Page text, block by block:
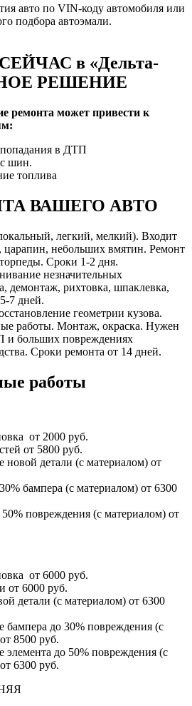
авто по VIN-коду автомобиля или
подбора автоэмали.
в «Дельта-
РЕШЕНИЕ
ремонта может привести к
попадания в ДТП
шин.
топлива
ВАШЕГО АВТО
легкий, мелкий). Входит
царапин, небольших вмятин. Ремонт
Сроки 1-2 дня.
незначительных
демонтаж, рихтовка, шпаклевка,
7 дней.
геометрии кузова.
работы. Монтаж, окраска. Нужен
и больших повреждениях
Сроки ремонта от 14 дней.
работы
от 2000 руб.
от 5800 руб.
детали (с материалом) от
бампера (с материалом) от 6300
повреждения (с материалом) от
от 6000 руб.
от 6000 руб.
детали (с материалом) от 6300
бампера до 30% повреждения (с
от 8500 руб.
до 50% повреждения (с
от 6300 руб.